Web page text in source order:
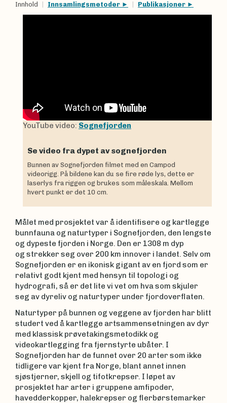
Innhold Innsamlingsmetoder Publikasjoner
YouTube video: Sognefjorden
Se video fra dypet av sognefjorden
Bunnen av Sognefjorden filmet med en Campod
videorigg. På bildene kan du se fire røde lys, dette er
laserlys fra riggen og brukes som måleskala. Mellom
hvert punkt er det 10 cm.
Målet med prosjektet var å identifisere og kartlegge
bunnfauna og naturtyper i Sognefjorden, den lengste
og dypeste fjorden i Norge. Den er 1308 m dyp
og strekker seg over 200 km innover i landet. Selv om
Sognefjorden er en ikonisk gigant av en fjord som er
relativt godt kjent med hensyn til topologi og
hydrografi, så er det lite vi vet om hva som skjuler
seg av dyreliv og naturtyper under fjordoverflaten.
Naturtyper på bunnen og veggene av fjorden har blitt
studert ved å kartlegge artsammensetningen av dyr
med klassisk prøvetakingsmetodikk og
videokartlegging fra fjernstyrte ubåter. I
Sognefjorden har de funnet over 20 arter som ikke
tidligere var kjent fra Norge, blant annet innen
sjøstjerner, skjell og tifotkrepser. I løpet av
prosjektet har arter i gruppene amfipoder,
havedderkopper, halekrepser og flerbørstemarker